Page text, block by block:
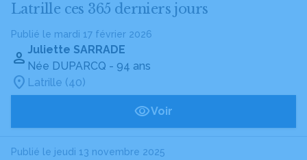
Latrille ces 365 derniers jours
Publié le mardi 17 février 2026
Juliette SARRADE
Née DUPARCQ - 94 ans
Latrille (40)
Voir
Publié le jeudi 13 novembre 2025